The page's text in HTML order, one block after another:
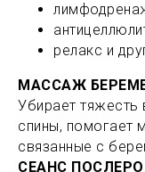
релакс и
МАССАЖ
Убирает тяжесть
спины, помогает
связанные с
СЕАНС